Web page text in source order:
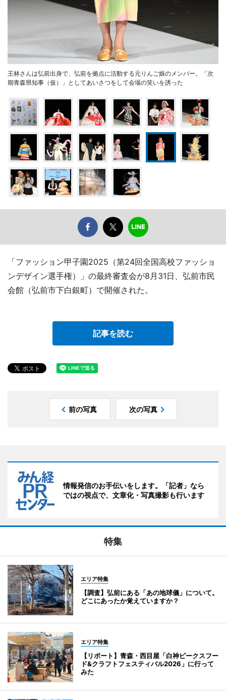
王林さんは弘前出身で、弘前を拠点に活動する元りんご娘のメンバー。「次
期青森県知事（仮）」としてあいさつをして会場の笑いを誘った
「ファッション甲子園2025（第24回全国高校ファッショ
ンデザイン選手権）」の最終審査会が8月31日、弘前市民
会館（弘前市下白銀町）で開催された。
記事を読む
前の写真 次の写真
情報発信のお手伝いをします。「記者」なら
ではの視点で、文章化・写真撮影も行います
特集
エリア特集
【調査】弘前にある「あの地球儀」について。
どこにあったか覚えていますか？
エリア特集
【リポート】青森・西目屋「白神ピークスフー
ド&クラフトフェスティバル2026」に行って
みた